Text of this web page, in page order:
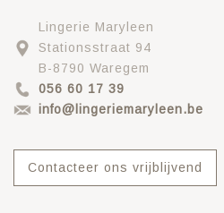
Lingerie Maryleen
Stationsstraat 94
B-8790 Waregem
056 60 17 39
info@lingeriemaryleen.be
Contacteer ons vrijblijvend